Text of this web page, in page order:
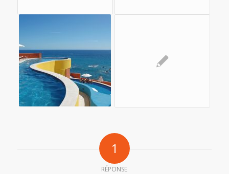
1
RÉPONSE